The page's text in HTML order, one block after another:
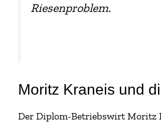
Riesenproblem.
Moritz Kraneis und
Der Diplom-Betriebswirt Moritz